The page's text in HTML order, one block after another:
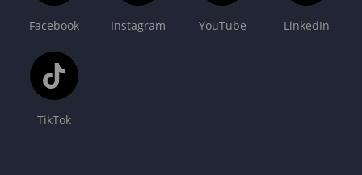
Facebook Instagram YouTube LinkedIn
TikTok